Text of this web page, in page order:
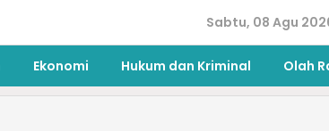
Sabtu, 08 Agu
Ekonomi Hukum dan Kriminal Olah